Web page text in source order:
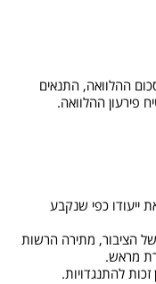
ההלוואה, התנאים
פירעון ההלוואה.
ייעודו כפי שנקבע
הציבור, מתירה הרשות
מראש.
להתנגדויות.